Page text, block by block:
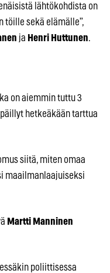
lähtökohdista on
töille sekä elämälle”,
ja Henri Huttunen.
on aiemmin tuttu 3
hetkeäkään tarttua
siitä, miten omaa
maailmanlaajuiseksi
Martti Manninen
poliittisessa